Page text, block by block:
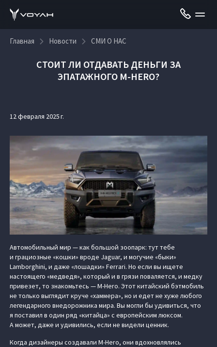
Главная Новости СМИ О НАС
СТОИТ ЛИ ОТДАВАТЬ ДЕНЬГИ ЗА
ЭПАТАЖНОГО M-HERO?
12 февраля 2025 г.
Автомобильный мир — как большой зоопарк: тут тебе
и грациозные «кошки» вроде Jaguar, и могучие «быки»
Lamborghini, и даже «лошадки» Ferrari. Но если вы ищете
настоящего «медведя», который и в грязи поваляется, и медку
привезет, то знакомьтесь — M-Hero. Этот китайский бэтмобиль
не только выглядит круче «хаммера», но и едет не хуже любого
легендарного внедорожника мира. Вы могли бы удивиться, что
я поставил в один ряд «китайца» с европейским люксом.
А может, даже и удивились, если не видели ценник.
Когда дизайнеры создавали M-Hero, они вдохновлялись